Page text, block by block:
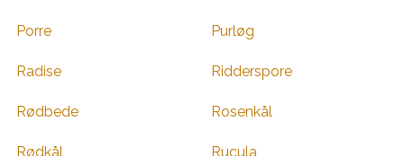
Porre Purløg
Radise Ridderspore
Rødbede Rosenkål
Rødkål Rucula